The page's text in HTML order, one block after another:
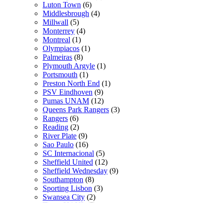
Luton Town (6)
Middlesbrough (4)
Millwall (5)
Monterrey (4)
Montreal (1)
Olympiacos (1)
Palmeiras (8)
Plymouth Argyle (1)
Portsmouth (1)
Preston North End (1)
PSV Eindhoven (9)
Pumas UNAM (12)
Queens Park Rangers (3)
Rangers (6)
Reading (2)
River Plate (9)
Sao Paulo (16)
SC Internacional (5)
Sheffield United (12)
Sheffield Wednesday (9)
Southampton (8)
Sporting Lisbon (3)
Swansea City (2)